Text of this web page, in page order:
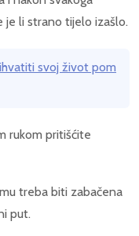
je li strano tijelo izašlo.
svoj život pom
rukom pritišćite
treba biti zabačena
put.